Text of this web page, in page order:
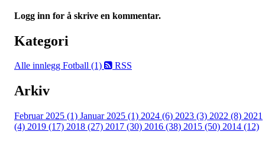
Logg inn for å skrive en kommentar.
Kategori
Alle innlegg Fotball (1) RSS
Arkiv
Februar 2025 (1) Januar 2025 (1) 2024 (6) 2023 (3) 2022 (8) 2021
(4) 2019 (17) 2018 (27) 2017 (30) 2016 (38) 2015 (50) 2014 (12)